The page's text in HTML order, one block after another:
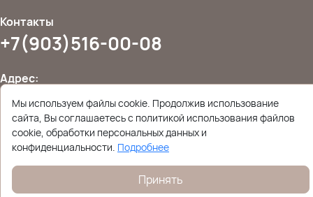
Контакты
+7(903)516-00-08
Адрес:
Даю согласие наобработку персональных данных
Политика конфиденциальности
Мы используем файлы cookie. Продолжив использование
сайта, Вы соглашаетесь с политикой использования файлов
cookie, обработки персональных данных и
конфиденциальности. Подробнее
Принять